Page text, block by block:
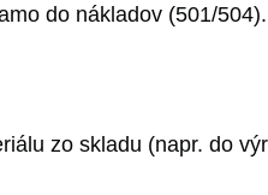
do nákladov (501/
zo skladu (napr. do